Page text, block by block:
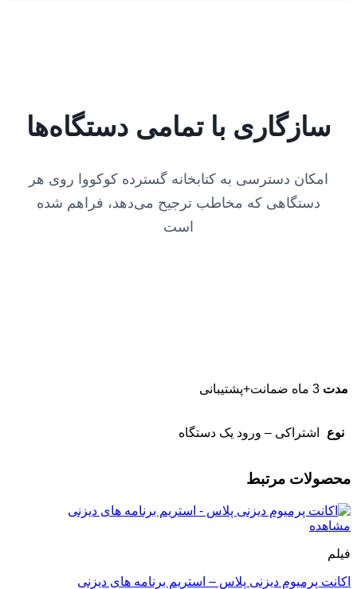
سازگاری با تمامی دستگاه‌ها
امکان دسترسی به کتابخانه گسترده کوکووا روی هر
دستگاهی که مخاطب ترجیح می‌دهد، فراهم شده
است
مدت 3 ماه ضمانت+پشتیبانی
نوع اشتراکی – ورود یک دستگاه
محصولات مرتبط
مشاهده
فیلم
اکانت پرمیوم دیزنی پلاس – استریم برنامه های دیزنی